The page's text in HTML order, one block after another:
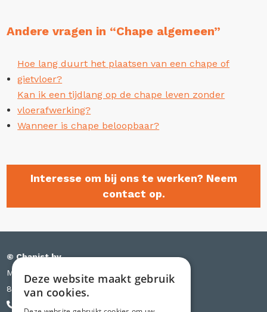
Andere vragen in “Chape algemeen”
Hoe lang duurt het plaatsen van een chape of
gietvloer?
Kan ik een tijdlang op de chape leven zonder
vloerafwerking?
Wanneer is chape beloopbaar?
Interesse om bij ons te werken? Neem
contact op.
© Chapist bv
Meensesteenweg 385 bus S03
8501 Kortrijk
Deze website maakt gebruik
van cookies.